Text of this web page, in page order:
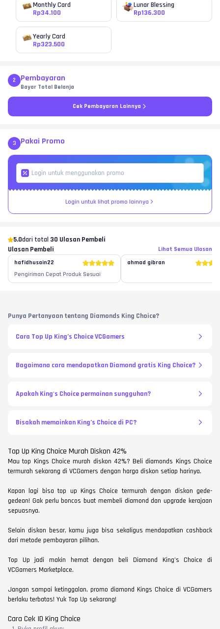
Monthly Card
Rp34.100
Lunar Blessing
Rp136.300
Yearly Card
Rp323.500
2 Pembayaran
Bayar Total Belanja
Cek Pembayaran Lainnya
3 Pakai Promo
Login untuk lihat promo lainnya
5.0dari total 30 Ulasan Pembeli
Ulasan Pembeli
Lihat Semua Ulasan
hafidhusain22
Pengiriman Cepat Produk Sesuai
ahmad gibran
Punya Pertanyaan tentang Diamonds King Choice?
Cara Top Up King’s Choice VCGamers
Bagaimana cara mendapatkan Diamond gratis King Choice?
Apakah King's Choice permainan sungguhan?
Bisakah memainkan King’s Choice di PC?
Top Up King Choice Murah Diskon 42%
Mau top Kings Choice murah diskon 42%? Beli diamonds Kings Choice
termurah sekarang di VCGamers dengan harga diskon setiap harinya.
Kapan lagi bisa top up Kings Choice termurah dengan diskon gede-
gedean! Gak perlu boncos buat membeli diamond dan upgrade kerajaan
sepuasnya.
Selain diskon besar, kamu juga bisa sekaligus mendapatkan cashback
dari metode pembayaran pilihan.
Top Up jadi makin hemat dengan beli Diamond King's Choice di
VCGamers Marketplace.
Jangan sampai ketinggalan, promo diamond Kings Choice di VCGamers
berlaku terbatas! Yuk Top Up sekarang!
Cara Cek ID King Choice